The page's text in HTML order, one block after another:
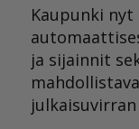
Kaupunki nyt
ja sijainnit